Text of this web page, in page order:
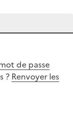
de passe
? Renvoyer les